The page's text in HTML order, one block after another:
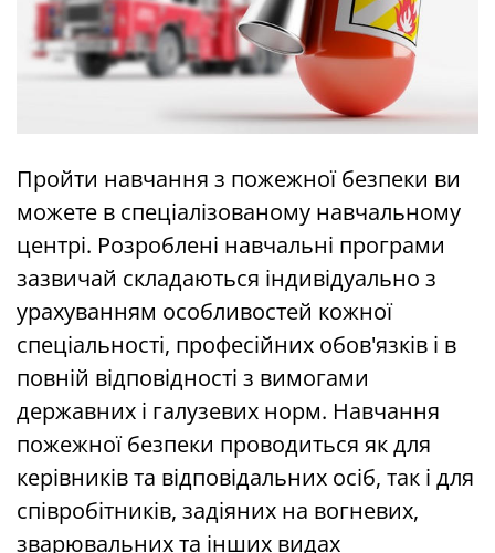
Пройти навчання з пожежної безпеки ви
можете в спеціалізованому навчальному
центрі. Розроблені навчальні програми
зазвичай складаються індивідуально з
урахуванням особливостей кожної
спеціальності, професійних обов'язків і в
повній відповідності з вимогами
державних і галузевих норм. Навчання
пожежної безпеки проводиться як для
керівників та відповідальних осіб, так і для
співробітників, задіяних на вогневих,
зварювальних та інших видах